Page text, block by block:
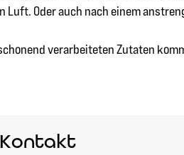
Oder auch nach einem
verarbeiteten Zutaten
Kontakt